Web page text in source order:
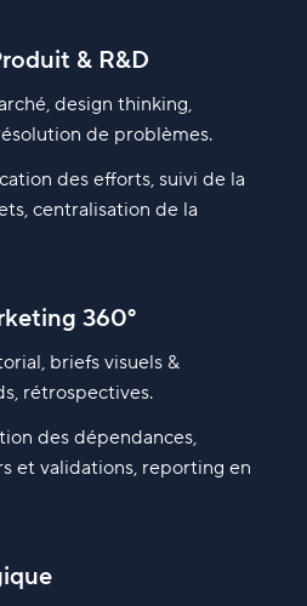
& R&D
design thinking,
de problèmes.
des efforts, suivi de la
centralisation de la
360°
briefs visuels &
rétrospectives.
des dépendances,
et validations, reporting en